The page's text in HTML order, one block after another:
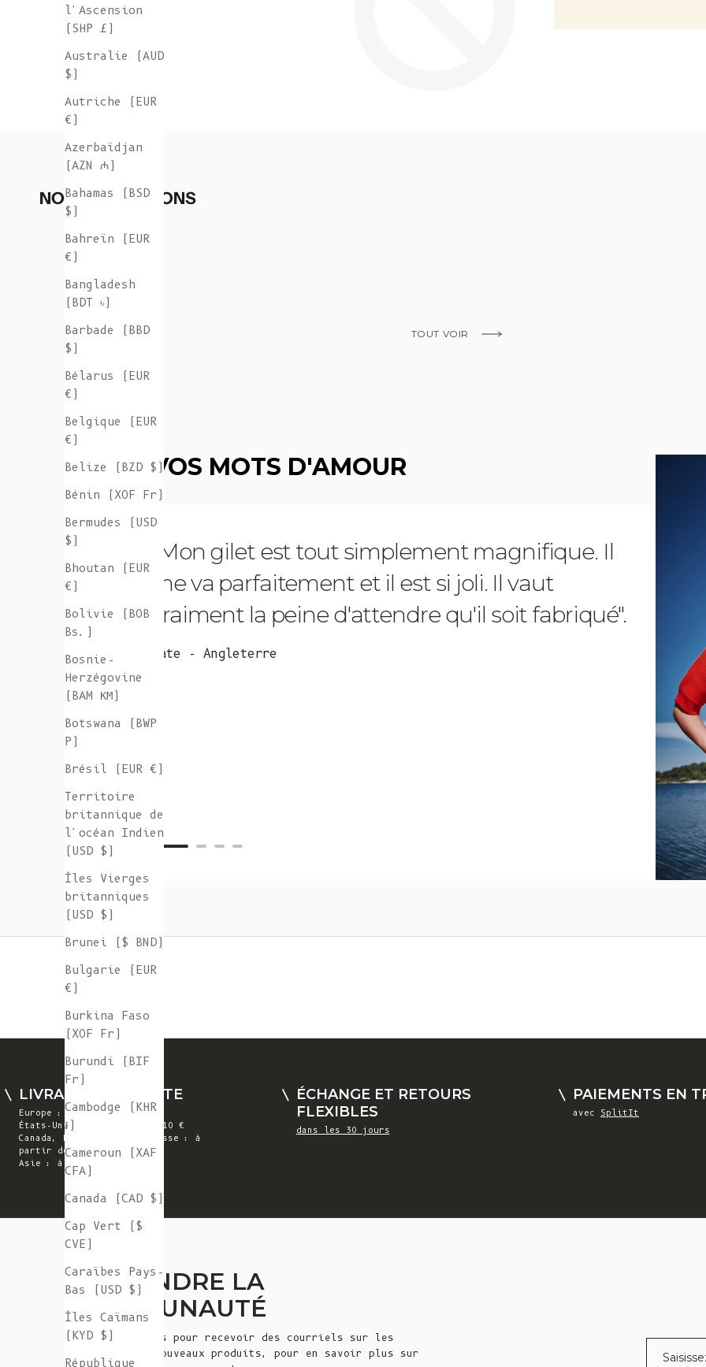
l'Ascension
(SHP £)
Australie (AUD
$)
Autriche (EUR
€)
Azerbaïdjan
(AZN ₼)
Bahamas (BSD
$)
Bahreïn (EUR
€)
Bangladesh
(BDT ৳)
Barbade (BBD
$)
Bélarus (EUR
€)
Belgique (EUR
€)
Belize (BZD $)
Bénin (XOF Fr)
Bermudes (USD
$)
Bhoutan (EUR
€)
Bolivie (BOB
Bs.)
Bosnie-
Herzégovine
(BAM КМ)
Botswana (BWP
P)
Brésil (EUR €)
Territoire
britannique de
l'océan Indien
(USD $)
Îles Vierges
britanniques
(USD $)
Brunei ($ BND)
Bulgarie (EUR
€)
Burkina Faso
(XOF Fr)
Burundi (BIF
Fr)
Cambodge (KHR
៛)
Cameroun (XAF
CFA)
Canada (CAD $)
Cap Vert ($
CVE)
Caraïbes Pays-
Bas (USD $)
Îles Caïmans
(KYD $)
République
NOS COLLECTIONS
TOUT VOIR
VOS MOTS D'AMOUR
"Mon gilet est tout simplement magnifique. Il
me va parfaitement et il est si joli. Il vaut
vraiment la peine d'attendre qu'il soit fabriqué".
Kate - Angleterre
reçu
vos
Vanessa -
LIVRAISON GRATUITE
Europe : à partir de 300 €
États-Unis : à partir de 410 €
Canada, Royaume-Uni et Suisse : à
partir de 320 €
Asie : à partir de 360 €
ÉCHANGE ET RETOURS
FLEXIBLES
dans les 30 jours
PAIEMENTS EN
avec SplitIt
REJOINDRE LA
COMMUNAUTÉ
Inscrivez-vous pour recevoir des courriels sur les
annonces de nouveaux produits, pour en savoir plus sur